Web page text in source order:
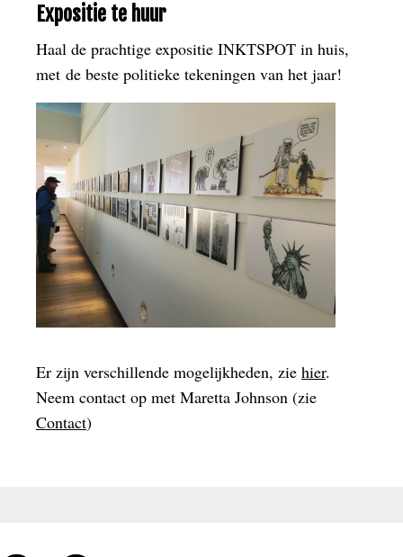
Expositie te huur
Haal de prachtige expositie INKTSPOT in huis,
met de beste politieke tekeningen van het jaar!
Er zijn verschillende mogelijkheden, zie hier.
Neem contact op met Maretta Johnson (zie
Contact)